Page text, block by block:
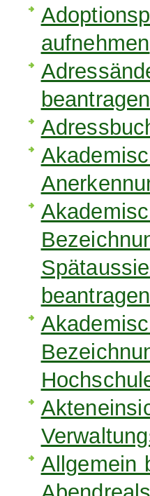
aufnehmen
beantragen
beantragen
Allgemein